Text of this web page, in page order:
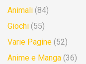
Animali (84)
Giochi (55)
Varie Pagine (52)
Anime e Manga (36)